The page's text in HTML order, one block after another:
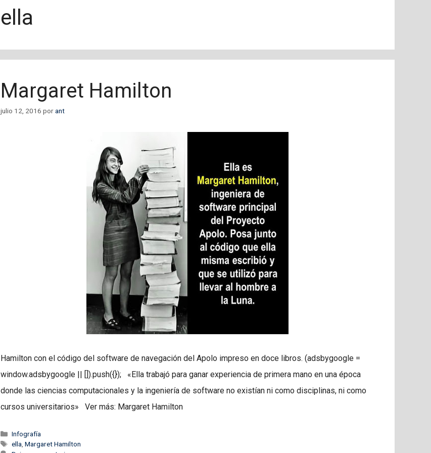
ella
Margaret Hamilton
julio 12, 2016 porant
Hamilton con el código del software de navegación del Apolo impreso en doce libros. (adsbygoogle =
window.adsbygoogle || []).push({}); «Ella trabajó para ganar experiencia de primera mano en una época
donde las ciencias computacionales y la ingeniería de software no existían ni como disciplinas, ni como
cursos universitarios» Ver más: Margaret Hamilton
Categorías
Infografía
Etiquetas
ella Margaret Hamilton